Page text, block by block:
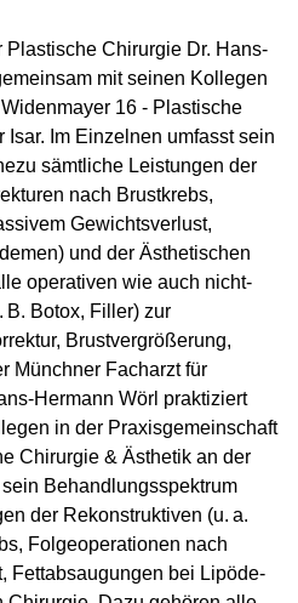
Plastische Chirurgie Dr. Hans-
mit seinen Kollegen
16 - Plastische
Im Einzelnen umfasst sein
sämtliche Leistungen der
nach Brustkrebs,
Gewichtsverlust,
und der Ästhetischen
operativen wie auch nicht-
B. Botox, Filler) zur
Brustvergrößerung,
Münchner Facharzt für
Hermann Wörl praktiziert
in der Praxisgemeinschaft
Chirurgie & Ästhetik an der
Behandlungsspektrum
der Rekonstruktiven (u. a.
Folgeoperationen nach
Fettabsaugungen bei Lipöde­